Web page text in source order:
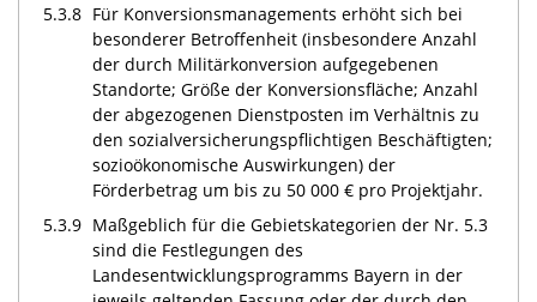
5.3.8 Für Konversionsmanagements erhöht sich bei
besonderer Betroffenheit (insbesondere Anzahl
der durch Militärkonversion aufgegebenen
Standorte; Größe der Konversionsfläche; Anzahl
der abgezogenen Dienstposten im Verhältnis zu
den sozialversicherungspflichtigen Beschäftigten;
sozioökonomische Auswirkungen) der
Förderbetrag um bis zu 50 000 € pro Projektjahr.
5.3.9 Maßgeblich für die Gebietskategorien der Nr. 5.3
sind die Festlegungen des
Landesentwicklungsprogramms Bayern in der